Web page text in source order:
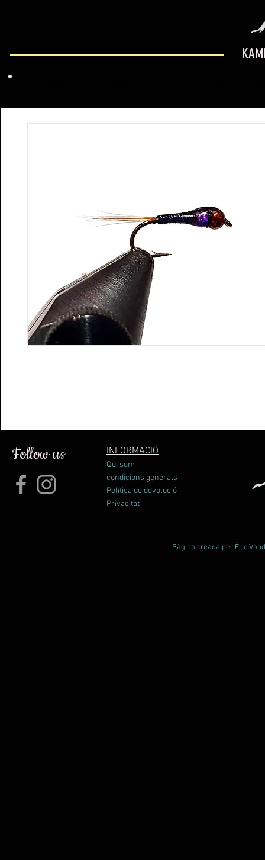
Follow us INFORMACIÓ
Qui som
condicions generals
Política de devolució
Privacitat
Pàgina creada per Èric